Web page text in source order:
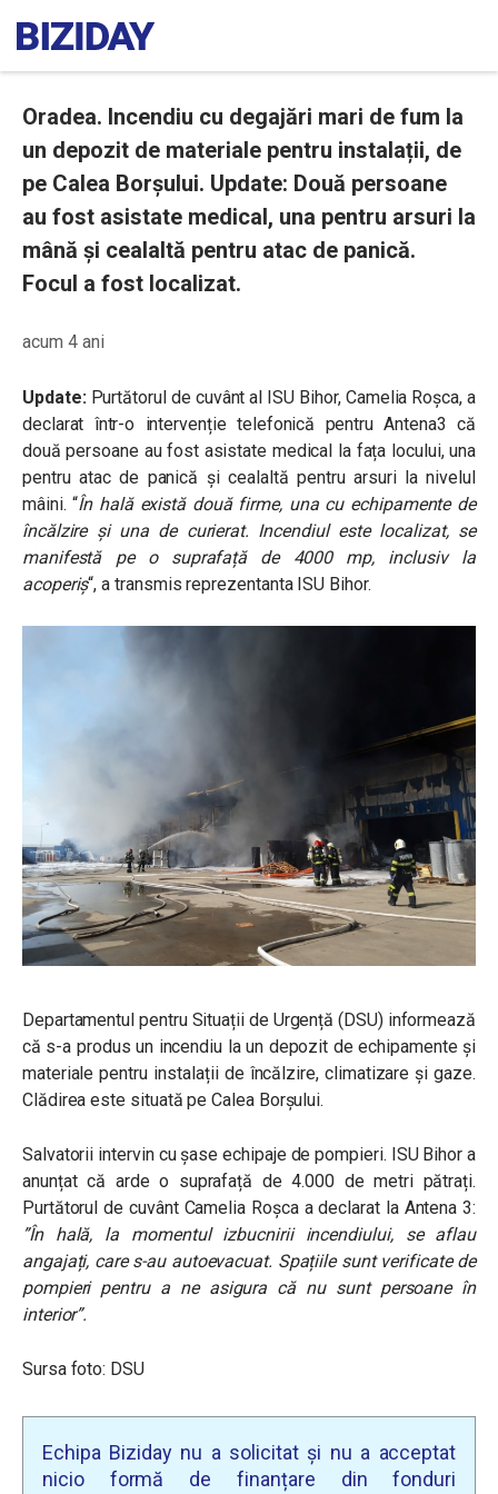
Oradea. Incendiu cu degajări mari de fum la
un depozit de materiale pentru instalații, de
pe Calea Borșului. Update: Două persoane
au fost asistate medical, una pentru arsuri la
mână și cealaltă pentru atac de panică.
Focul a fost localizat.
acum 4 ani
Update:Purtătorul de cuvânt al ISU Bihor, Camelia Roșca, a
declarat într-o intervenție telefonică pentru Antena3 că
două persoane au fost asistate medical la fața locului, una
pentru atac de panică și cealaltă pentru arsuri la nivelul
mâini. “În hală există două firme, una cu echipamente de
încălzire și una de curierat. Incendiul este localizat, se
manifestă pe o suprafață de 4000 mp, inclusiv la
acoperiș“, a transmis reprezentanta ISU Bihor.
Departamentul pentru Situații de Urgență (DSU) informează
că s-a produs un incendiu la un depozit de echipamente și
materiale pentru instalații de încălzire, climatizare și gaze.
Clădirea este situată pe Calea Borșului.
Salvatorii intervin cu șase echipaje de pompieri. ISU Bihor a
anunțat că arde o suprafață de 4.000 de metri pătrați.
Purtătorul de cuvânt Camelia Roșca a declarat la Antena 3:
”În hală, la momentul izbucnirii incendiului, se aflau
angajați, care s-au autoevacuat. Spațiile sunt verificate de
pompieri pentru a ne asigura că nu sunt persoane în
interior”.
Sursa foto: DSU
Echipa Biziday nu a solicitat și nu a acceptat
nicio formă de finanțare din fonduri